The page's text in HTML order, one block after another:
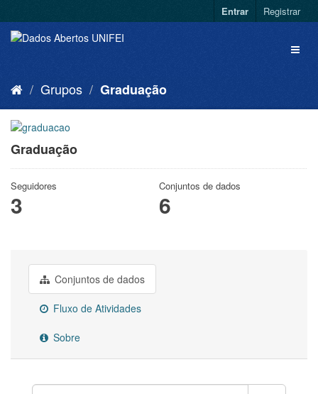
Entrar Registrar
Grupos Graduação
Graduação
Seguidores
3
Conjuntos de dados
6
Conjuntos de dados
Fluxo de Atividades
Sobre